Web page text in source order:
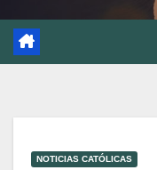
NOTICIAS CATÓLICAS